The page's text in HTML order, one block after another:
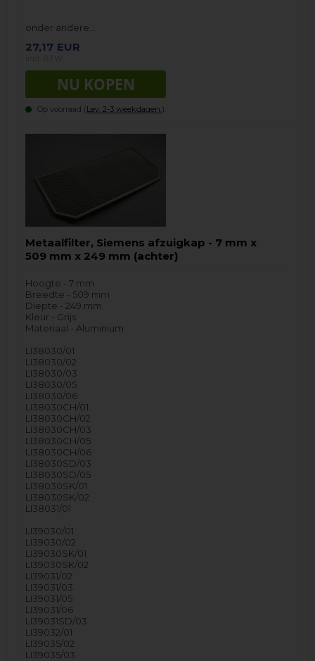
onder andere…
27,17 EUR
Op voorraad (Lev. 2-3 weekdagen. ).
Metaalfilter, Siemens afzuigkap - 7 mm x
509 mm x 249 mm (achter)
Hoogte - 7 mm
Breedte - 509 mm
Diepte - 249 mm
Kleur - Grijs
Materiaal - Aluminium
LI38030/01
LI38030/02
LI38030/03
LI38030/05
LI38030/06
LI38030CH/01
LI38030CH/02
LI38030CH/03
LI38030CH/05
LI38030CH/06
LI38030SD/03
LI38030SD/05
LI38030SK/01
LI38030SK/02
LI38031/01
LI39030/01
LI39030/02
LI39030SK/01
LI39030SK/02
LI39031/02
LI39031/03
LI39031/05
LI39031/06
LI39031SD/03
LI39032/01
LI39035/02
LI39035/03